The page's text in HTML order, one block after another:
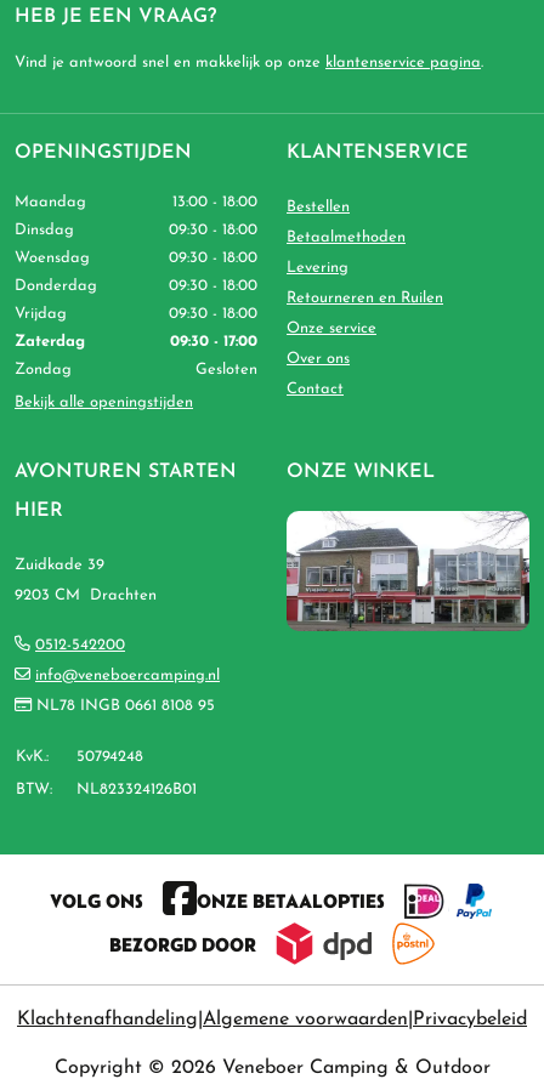
HEB JE EEN VRAAG?
Vind je antwoord snel en makkelijk op onze klantenservice pagina.
AVONTUREN STARTEN
HIER
Zuidkade 39
9203 CM Drachten
0512-542200
info@veneboercamping.nl
NL78 INGB 0661 8108 95
KvK.: 50794248
BTW: NL823324126B01
OPENINGSTIJDEN
Maandag
13:00 - 18:00
Dinsdag
09:30 - 18:00
Woensdag
09:30 - 18:00
Donderdag
09:30 - 18:00
Vrijdag
09:30 - 18:00
Zaterdag
09:30 - 17:00
Zondag
Gesloten
Bekijk alle openingstijden
KLANTENSERVICE
Bestellen
Betaalmethoden
Levering
Retourneren en Ruilen
Onze service
Over ons
Contact
ONZE WINKEL
VOLG ONS
ONZE BETAALOPTIES
BEZORGD DOOR
Klachtenafhandeling Algemene voorwaarden Privacybeleid
Copyright © 2026 Veneboer Camping & Outdoor